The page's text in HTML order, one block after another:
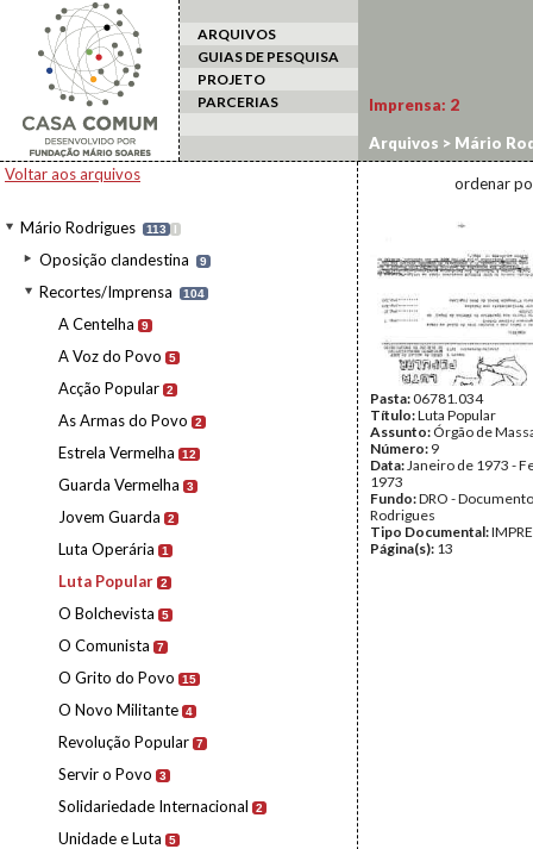
ARQUIVOS
GUIAS DE PESQUISA
PROJETO
PARCERIAS
Voltar aos arquivos
Mário Rodrigues 113 I
Oposição clandestina 9
Recortes/Imprensa 104
A Centelha 9
A Voz do Povo 5
Acção Popular 2
As Armas do Povo 2
Estrela Vermelha 12
Guarda Vermelha 3
Jovem Guarda 2
Luta Operária 1
Luta Popular 2
O Bolchevista 5
O Comunista 7
O Grito do Povo 15
O Novo Militante 4
Revolução Popular 7
Servir o Povo 3
Solidariedade Internacional 2
Unidade e Luta 5
Imprensa: 2
Arquivos > Mário
ordenar
Pasta:06781.034
Título:Luta Popular
Assunto: Órgão de
Número: 9
Data:Janeiro de 1973 -
1973
Fundo:DRO -
Rodrigues
Tipo Documental:
Página(s): 13